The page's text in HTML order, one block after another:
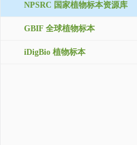
NPSRC 国家植物标本资源库
GBIF 全球植物标本
iDigBio 植物标本